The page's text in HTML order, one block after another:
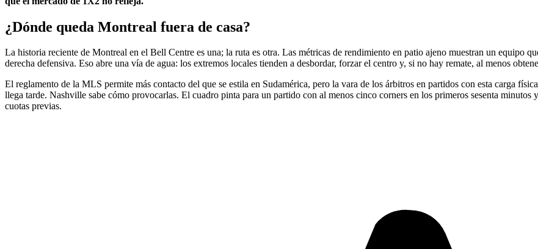
¿Dónde queda Montreal fuera de casa?
La historia reciente de Montreal en el Bell Centre es una; la ruta es otra. Las métricas de rendimiento en patio ajeno muestran un equipo
derecha defensiva. Eso abre una vía de agua: los extremos locales tienden a desbordar, forzar el centro y, si no hay remate, al menos
El reglamento de la MLS permite más contacto del que se estila en Sudamérica, pero la vara de los árbitros en partidos con esta carga
llega tarde. Nashville sabe cómo provocarlas. El cuadro pinta para un partido con al menos cinco corners en los primeros sesenta minutos
cuotas previas.